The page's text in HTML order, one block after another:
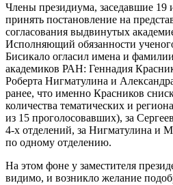
Члены президиума, заседавшие
принять постановление на
согласования выдвинутых
Исполняющий обязанности
Бисикало огласил имена и
академиков РАН: Геннадия
Роберта Нигматулина и
ранее, что именно Красников
количества тематических и
из 15 проголосовавших), за
4-х отделений, за Нигматулина и
по одному отделению.
На этом фоне у заместителя
видимо, и возникло желание